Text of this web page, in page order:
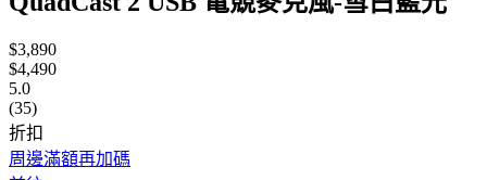
$3,890
$4,490
5.0
(35)
折扣
周邊滿額再加碼